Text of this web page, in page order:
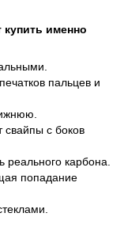
купить именно
пальцев и
свайпы с боков
карбона.
попадание